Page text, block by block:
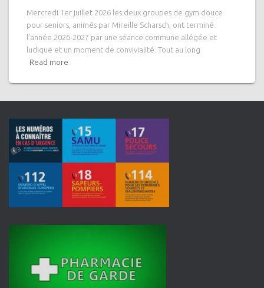
Mercredi 1er juillet 2026 les deux groupes de gym douce
pour seniors, animés par Mireille Scharsch, ont terminé
l’année 2026-2027 par une séance commune allégée et
ludique et un moment de convivialité. Tout au long
Read more